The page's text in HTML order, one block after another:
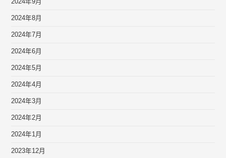
2024年9月
2024年8月
2024年7月
2024年6月
2024年5月
2024年4月
2024年3月
2024年2月
2024年1月
2023年12月